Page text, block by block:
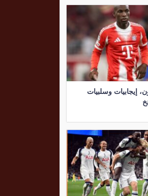
إيجابيات وسلبيات